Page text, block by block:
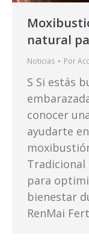
natural
Noticias Por
S Si estás
conocer
ayudarte
Tradicional
para
bienestar
RenMai